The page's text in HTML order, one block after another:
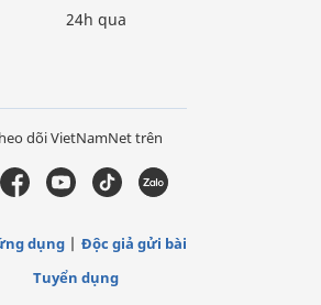
24h qua
dõi VietNamNet trên
dụng
Độc giả gửi bài
Tuyển dụng